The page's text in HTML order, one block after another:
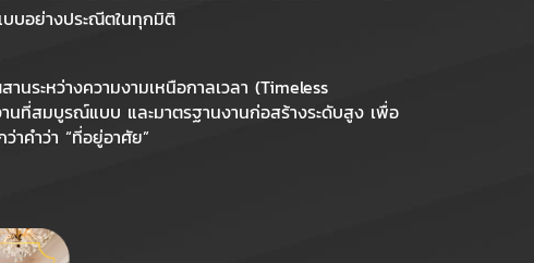
บบอย่างประณีตในทุกมิติ
นระหว่างความงามเหนือกาลเวลา (Timeless
นที่สมบูรณ์แบบ และมาตรฐานงานก่อสร้างระดับสูง เพื่อ
คำว่า “ที่อยู่อาศัย”